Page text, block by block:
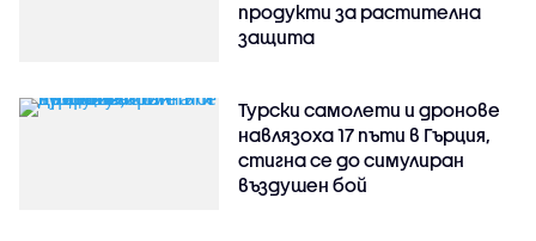
продукти за растителна
защита
Турски самолети и дронове
навлязоха 17 пъти в Гърция,
стигна се до симулиран
въздушен бой